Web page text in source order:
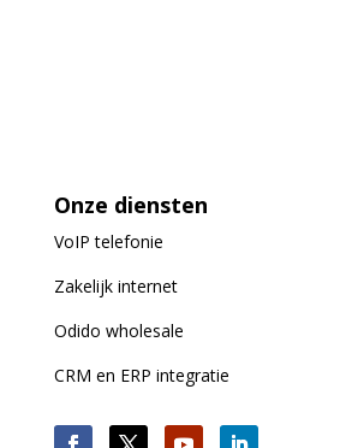
Onze diensten
VoIPtelefonie
Zakelijk internet
Odido wholesale
CRM en ERP integratie